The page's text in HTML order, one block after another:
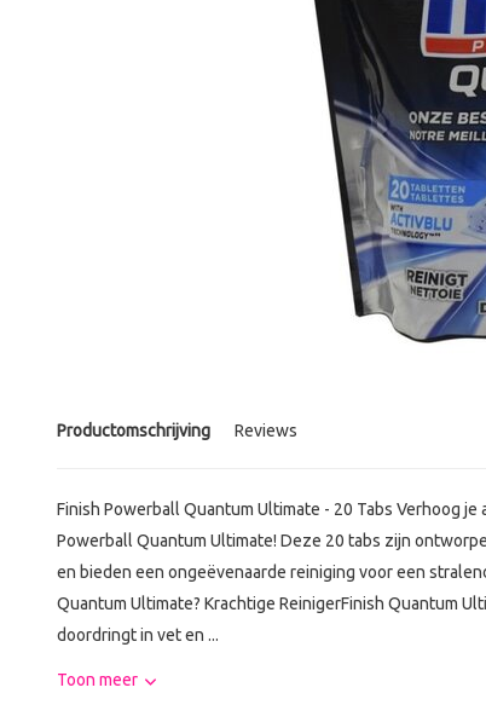
Productomschrijving Reviews
Finish Powerball Quantum Ultimate - 20 Tabs Verhoog
Powerball Quantum Ultimate! Deze 20 tabs zijn
en bieden een ongeëvenaarde reiniging voor een
Quantum Ultimate? Krachtige ReinigerFinish Quantum
doordringt in vet en ...
Toon meer